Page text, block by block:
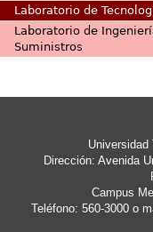
Laboratorio de
Laboratorio de
Suministros
Universidad
Dirección: Avenida
Campus
Teléfono: 560-3000 o